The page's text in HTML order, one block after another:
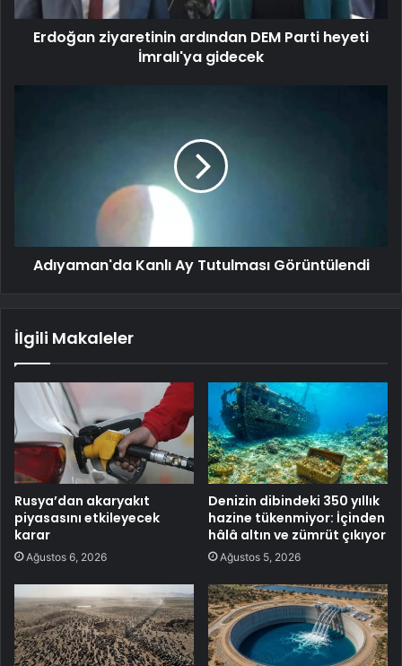
Erdoğan ziyaretinin ardından DEM Parti heyeti
İmralı'ya gidecek
Adıyaman'da Kanlı Ay Tutulması Görüntülendi
İlgili Makaleler
Rusya’dan akaryakıt
piyasasını etkileyecek
karar
Ağustos 6, 2026
Denizin dibindeki 350 yıllık
hazine tükenmiyor: İçinden
hâlâ altın ve zümrüt çıkıyor
Ağustos 5, 2026